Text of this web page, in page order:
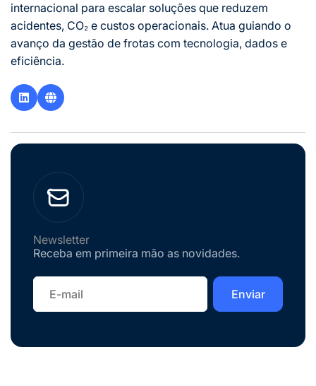
internacional para escalar soluções que reduzem
acidentes, CO₂ e custos operacionais. Atua guiando o
avanço da gestão de frotas com tecnologia, dados e
eficiência.
Newsletter
Receba em primeira mão as novidades.